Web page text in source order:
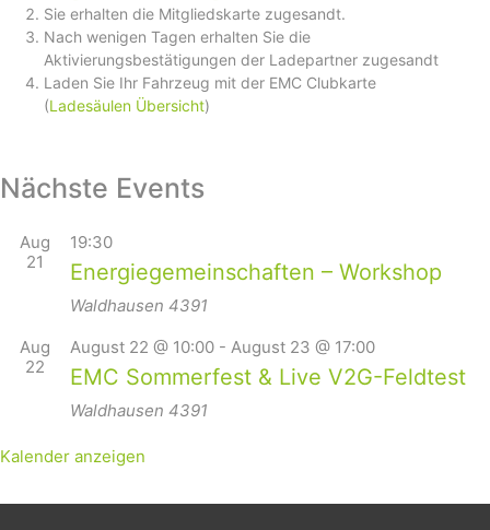
Sie erhalten die Mitgliedskarte zugesandt.
Nach wenigen Tagen erhalten Sie die
Aktivierungsbestätigungen der Ladepartner zugesandt
Laden Sie Ihr Fahrzeug mit der EMC Clubkarte
(Ladesäulen Übersicht)
Nächste Events
Aug
21
19:30
Energiegemeinschaften – Workshop
Waldhausen 4391
Aug
22
August 22 @ 10:00 - August 23 @ 17:00
EMC Sommerfest & Live V2G-Feldtest
Waldhausen 4391
Kalender anzeigen